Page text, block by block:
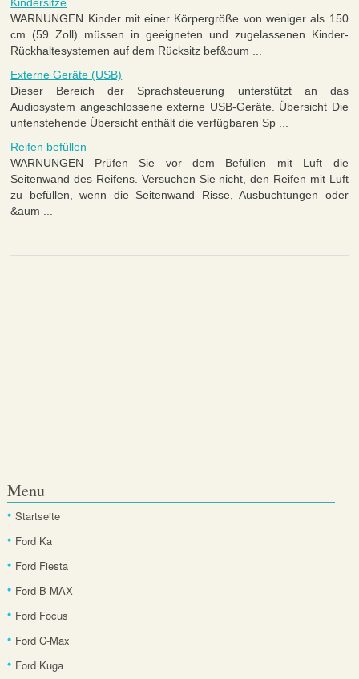
Kindersitze
WARNUNGEN Kinder mit einer Körpergröße von weniger als 150
cm (59 Zoll) müssen in geeigneten und zugelassenen Kinder-
Rückhaltesystemen auf dem Rücksitz bef&oum ...
Externe Geräte (USB)
Dieser Bereich der Sprachsteuerung unterstützt an das
Audiosystem angeschlossene externe USB-Geräte. Übersicht Die
untenstehende Übersicht enthält die verfügbaren Sp ...
Reifen befüllen
WARNUNGEN Prüfen Sie vor dem Befüllen mit Luft die
Seitenwand des Reifens. Versuchen Sie nicht, den Reifen mit Luft
zu befüllen, wenn die Seitenwand Risse, Ausbuchtungen oder
&aum ...
Menu
Startseite
Ford Ka
Ford Fiesta
Ford B-MAX
Ford Focus
Ford C-Max
Ford Kuga